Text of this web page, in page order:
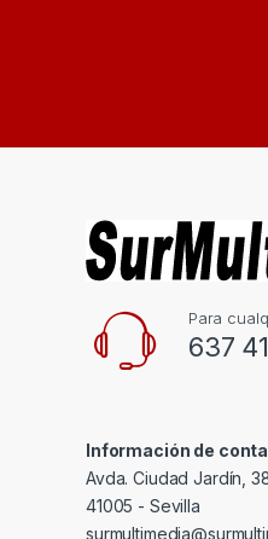
Para
637
Información de
Avda. Ciudad Jardín,
41005 - Sevilla